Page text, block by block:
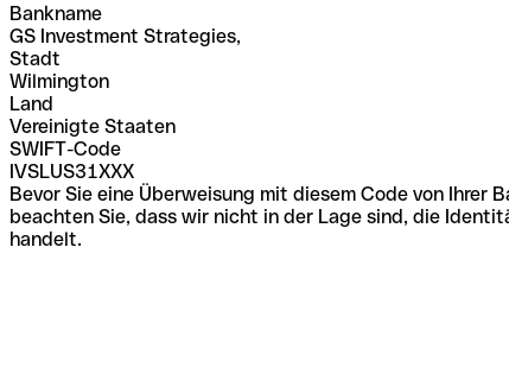
Bankname
GS Investment Strategies,
Stadt
Wilmington
Land
Vereinigte Staaten
SWIFT-Code
IVSLUS31XXX
Bevor Sie eine Überweisung mit diesem Code von
beachten Sie, dass wir nicht in der Lage sind, die
handelt.